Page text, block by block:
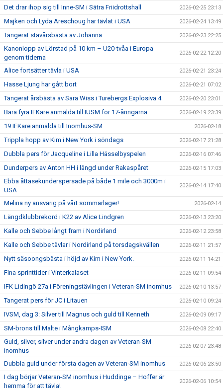
Det drar ihop sig till Inne-SM i Sätra Friidrottshall 2026-02-25 23:13
Majken och Lyda Areschoug har tävlat i USA 2026-02-24 13:49
Tangerat stavårsbästa av Johanna 2026-02-23 22:25
Kanonlopp av Lörstad på 10 km – U20-tvåa i Europa
genom tiderna
2026-02-22 12:20
Alice fortsätter tävla i USA 2026-02-21 23:24
Hasse Ljung har gått bort 2026-02-21 07:02
Tangerat årsbästa av Sara Wiss i Turebergs Explosiva 4 2026-02-20 23:01
Bara fyra IFKare anmälda till IUSM för 17-åringarna 2026-02-19 23:39
19 IFKare anmälda till Inomhus-SM 2026-02-18
Trippla hopp av Kim i New York i söndags 2026-02-17 21:28
Dubbla pers för Jacqueline i Lilla Hässelbyspelen 2026-02-16 07:46
Dunderpers av Anton HH i längd under Rakaspåret 2026-02-15 17:03
Ebba åttasekunderspersade på både 1 mile och 3000m i
USA
2026-02-14 17:40
Melina ny ansvarig på vårt sommarläger! 2026-02-14
Längdklubbrekord i K22 av Alice Lindgren 2026-02-13 23:20
Kalle och Sebbe långt fram i Nordirland 2026-02-12 23:58
Kalle och Sebbe tävlar i Nordirland på torsdagskvällen 2026-02-11 21:57
Nytt säsoongsbästa i höjd av Kim i New York. 2026-02-11 14:21
Fina sprinttider i Vinterkalaset 2026-02-11 09:54
IFK Lidingö 27a i Föreningstävlingen i Veteran-SM inomhus 2026-02-10 13:57
Tangerat pers för JC i Litauen 2026-02-10 09:24
IVSM, dag 3: Silver till Magnus och guld till Kenneth 2026-02-09 09:17
SM-brons till Malte i Mångkamps-ISM 2026-02-08 22:40
Guld, silver, silver under andra dagen av Veteran-SM
inomhus
2026-02-07 23:48
Dubbla guld under första dagen av Veteran-SM inomhus 2026-02-06 23:50
I dag börjar Veteran-SM inomhus i Huddinge – Hoffer är
hemma för att tävla!
2026-02-06 10:54